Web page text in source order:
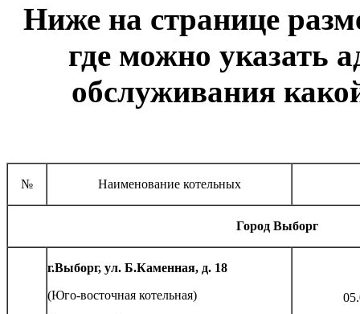
Ниже на странице
где можно указать
обслуживания
№ Наименование котельных
Город Выборг
г.Выборг, ул. Б.Каменная, д. 18
(Юго-восточная котельная)